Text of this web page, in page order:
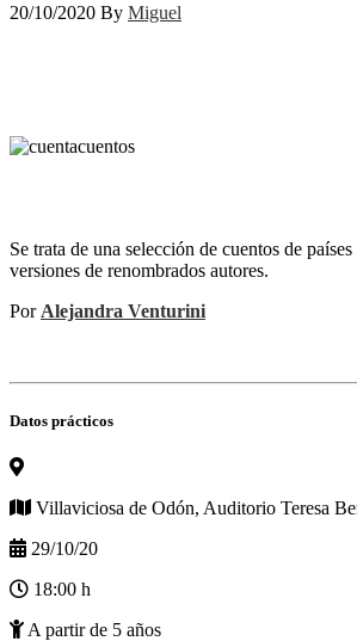
20/10/2020 By Miguel
Se trata de una selección de cuentos de
versiones de renombrados autores.
Por Alejandra Venturini
Datos prácticos
Villaviciosa de Odón, Auditorio Teresa
29/10/20
18:00 h
A partir de 5 años